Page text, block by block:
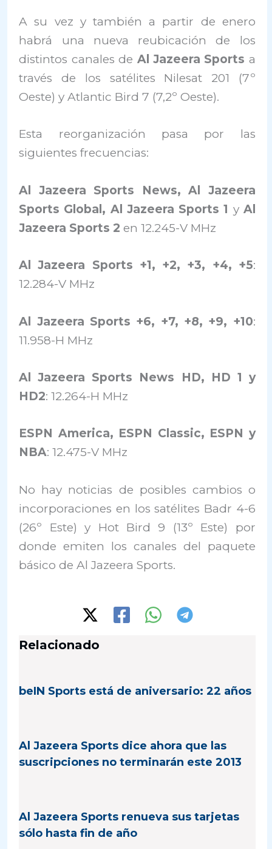
A su vez y también a partir de enero
habrá una nueva reubicación de los
distintos canales de Al Jazeera Sports a
través de los satélites Nilesat 201 (7º
Oeste) y Atlantic Bird 7 (7,2º Oeste).
Esta reorganización pasa por las
siguientes frecuencias:
Al Jazeera Sports News, Al Jazeera
Sports Global, Al Jazeera Sports 1 y Al
Jazeera Sports 2 en 12.245-V MHz
Al Jazeera Sports +1, +2, +3, +4, +5:
12.284-V MHz
Al Jazeera Sports +6, +7, +8, +9, +10:
11.958-H MHz
Al Jazeera Sports News HD, HD 1 y
HD2: 12.264-H MHz
ESPN America, ESPN Classic, ESPN y
NBA: 12.475-V MHz
No hay noticias de posibles cambios o
incorporaciones en los satélites Badr 4-6
(26º Este) y Hot Bird 9 (13º Este) por
donde emiten los canales del paquete
básico de Al Jazeera Sports.
Relacionado
beIN Sports está de aniversario: 22 años
Al Jazeera Sports dice ahora que las
suscripciones no terminarán este 2013
Al Jazeera Sports renueva sus tarjetas
sólo hasta fin de año